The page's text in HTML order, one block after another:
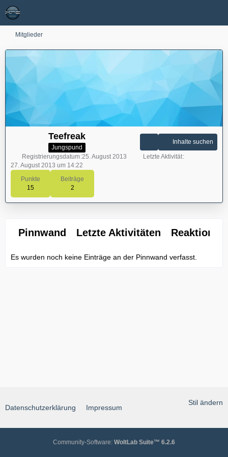
Mitglieder
Teefreak
Jungspund
Punkte
15
Beiträge
2
Inhalte suchen
Registrierungsdatum 25. August 2013
Letzte Aktivität
27. August 2013 um 14:22
Pinnwand Letzte Aktivitäten Reaktionen
Es wurden noch keine Einträge an der Pinnwand verfasst.
Stil ändern
Datenschutzerklärung Impressum
Community-Software: WoltLab Suite™ 6.2.6